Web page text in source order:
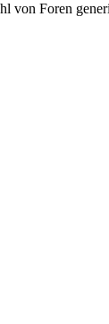
von Foren